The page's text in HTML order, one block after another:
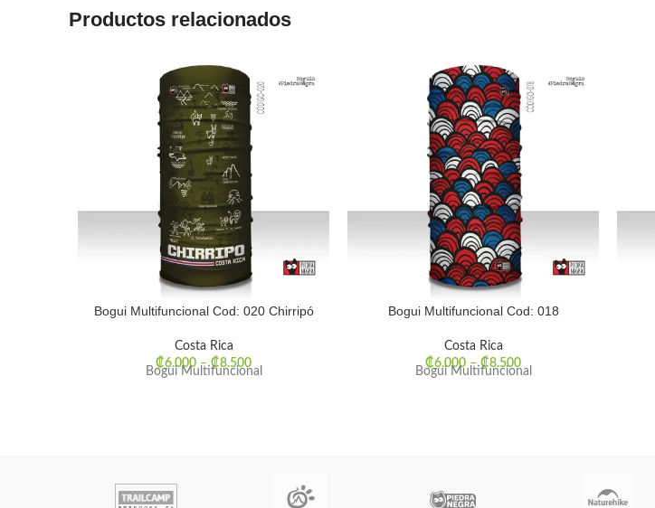
Productos relacionados
Bogui Multifuncional Cod: 020 Chirripó
Costa Rica
₡6.000 –₡8.500
Bogui Multifuncional
Bogui Multifuncional Cod: 018
Costa Rica
₡6.000 –₡8.500
Bogui Multifuncional